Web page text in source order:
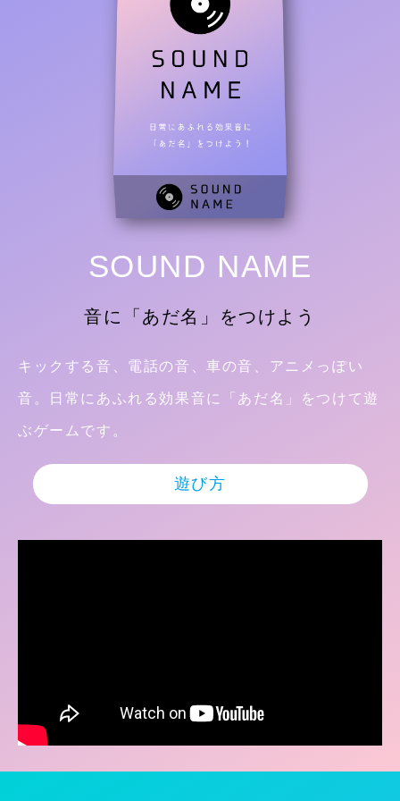
SOUND NAME
音に「あだ名」をつけよう
キックする音、電話の音、車の音、アニメっぽい
音。日常にあふれる効果音に「あだ名」をつけて遊
ぶゲームです。
遊び方